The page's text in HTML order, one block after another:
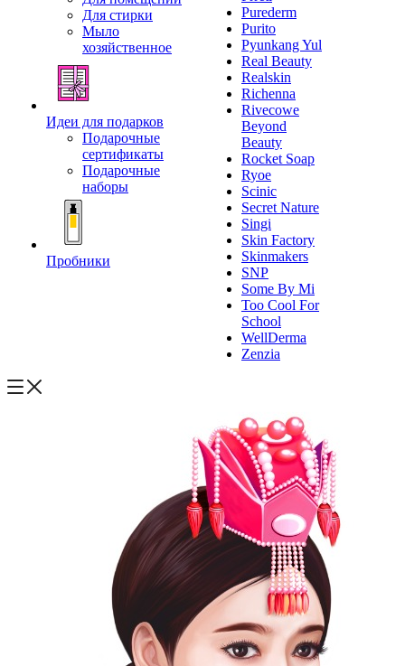
Для стирки
Мыло
хозяйственное
Идеи для подарков
Подарочные
сертификаты
Подарочные
наборы
Пробники
Purederm
Purito
Pyunkang Yul
Real Beauty
Realskin
Richenna
Rivecowe
Beyond
Beauty
Rocket Soap
Ryoe
Scinic
Secret Nature
Singi
Skin Factory
Skinmakers
SNP
Some By Mi
Too Cool For
School
WellDerma
Zenzia